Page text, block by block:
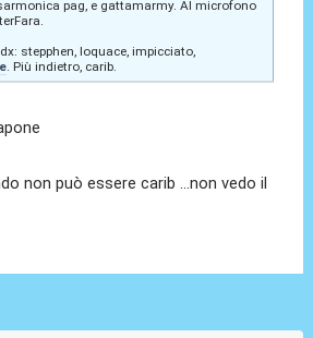
pag, e gattamarmy. Al microfono
stepphen, loquace, impicciato,
. Più indietro, carib.
non può essere carib ...non vedo il